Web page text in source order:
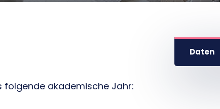
folgende akademische Jahr:
Daten